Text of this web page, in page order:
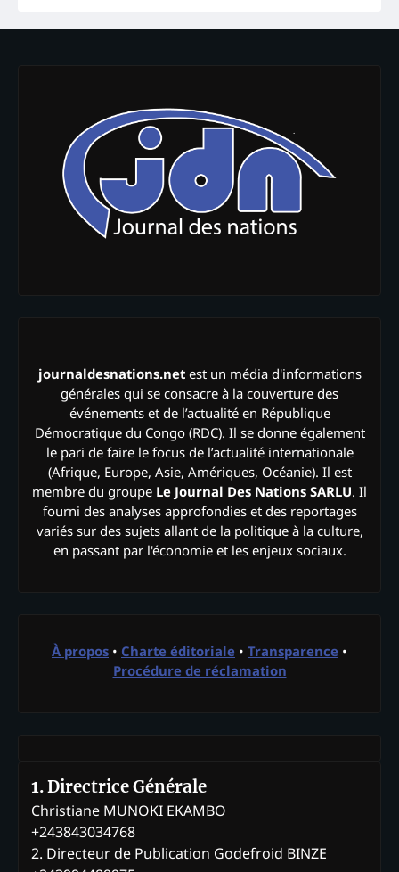
journaldesnations.netest un média d'informations
générales qui se consacre à la couverture des
événements et de l’actualité en République
Démocratique du Congo (RDC). Il se donne également
le pari de faire le focus de l’actualité internationale
(Afrique, Europe, Asie, Amériques, Océanie). Il est
membre du groupe Le Journal Des Nations SARLU. Il
fourni des analyses approfondies et des reportages
variés sur des sujets allant de la politique à la culture,
en passant par l'économie et les enjeux sociaux.
À propos • Charte éditoriale • Transparence •
Procédure de réclamation
1. Directrice Générale
Christiane MUNOKI EKAMBO
+243843034768
2. Directeur de Publication Godefroid BINZE